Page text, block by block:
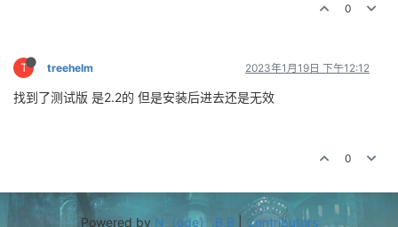
0
T treehelm 2023年1月19日 下午12:12
找到了测试版 是2.2的 但是安装后进去还是无效
0
Powered by N（ode）.B.B
Contributors